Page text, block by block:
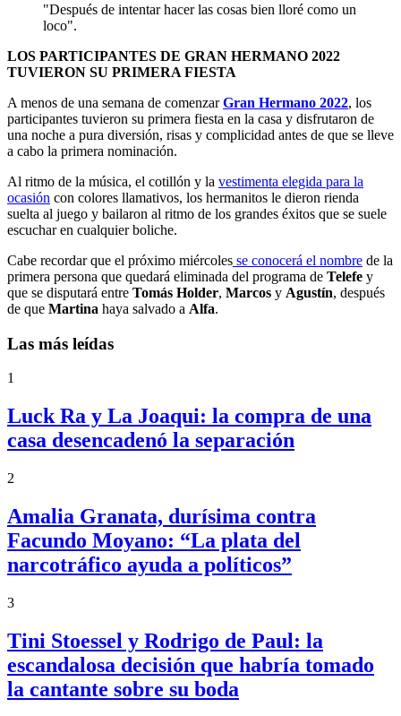
"Después de intentar hacer las cosas bien lloré como un
loco".
LOS PARTICIPANTES DE GRAN HERMANO 2022
TUVIERON SU PRIMERA FIESTA
A menos de una semana de comenzarGran Hermano 2022, los
participantes tuvieron su primera fiesta en la casa y disfrutaron de
una noche a pura diversión, risas y complicidad antes de que se lleve
a cabo la primera nominación.
Al ritmo de la música, el cotillón y la vestimenta elegida para la
ocasión con colores llamativos, los hermanitos le dieron rienda
suelta al juego y bailaron al ritmo de los grandes éxitos que se suele
escuchar en cualquier boliche.
Cabe recordar que el próximo miércoles se conocerá el nombre de la
primera persona que quedará eliminada del programa de Telefe y
que se disputará entre Tomás Holder, Marcos y Agustín, después
de que Martina haya salvado a Alfa.
Las más leídas
1
Luck Ra y La Joaqui: la compra de una
casa desencadenó la separación
2
Amalia Granata, durísima contra
Facundo Moyano: “La plata del
narcotráfico ayuda a políticos”
3
Tini Stoessel y Rodrigo de Paul: la
escandalosa decisión que habría tomado
la cantante sobre su boda